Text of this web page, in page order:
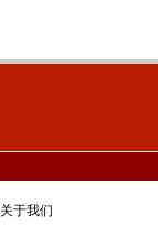
关于我们